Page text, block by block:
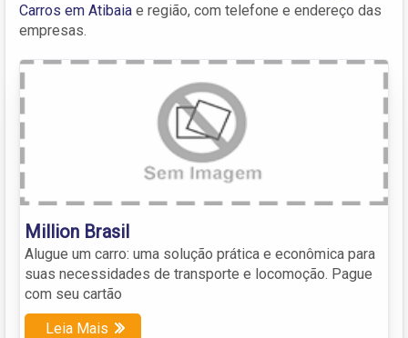
Carros em Atibaia e região, com telefone e endereço das
empresas.
Million Brasil
Alugue um carro: uma solução prática e econômica para
suas necessidades de transporte e locomoção. Pague
com seu cartão
Leia Mais